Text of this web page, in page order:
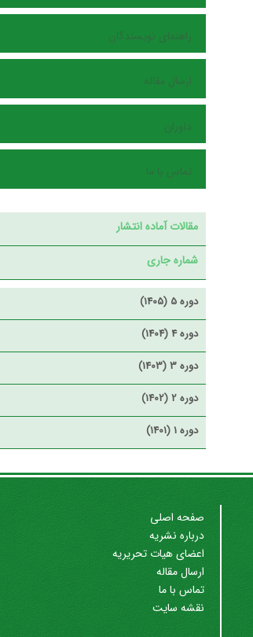
راهنمای نویسندگان
ارسال مقاله
داوران
تماس با ما
مقالات آماده انتشار
شماره جاری
دوره 5 (1405)
دوره 4 (1404)
دوره 3 (1403)
دوره 2 (1402)
دوره 1 (1401)
صفحه اصلی
درباره نشریه
اعضای هیات تحریریه
ارسال مقاله
تماس با ما
نقشه سایت